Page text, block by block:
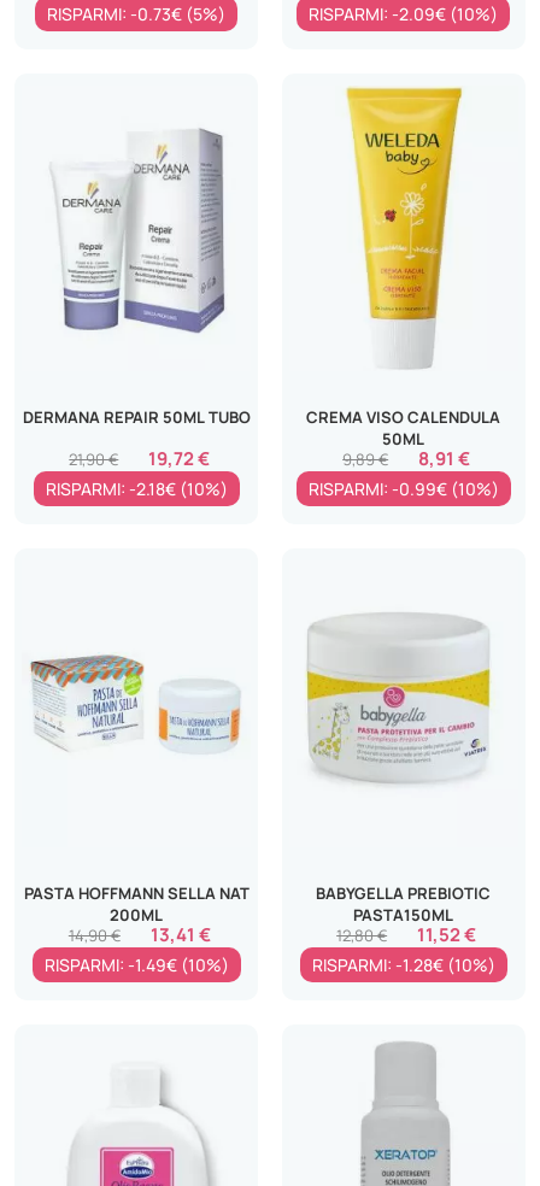
RISPARMI: -0.73€ (5%) RISPARMI: -2.09€ (10%)
DERMANA REPAIR 50ML TUBO
19,72 €
21,90 €
RISPARMI: -2.18€ (10%)
CREMA VISO CALENDULA
50ML
8,91 €
9,89 €
RISPARMI: -0.99€ (10%)
PASTA HOFFMANN SELLA NAT
200ML
13,41 €
14,90 €
RISPARMI: -1.49€ (10%)
BABYGELLA PREBIOTIC
PASTA150ML
11,52 €
12,80 €
RISPARMI: -1.28€ (10%)